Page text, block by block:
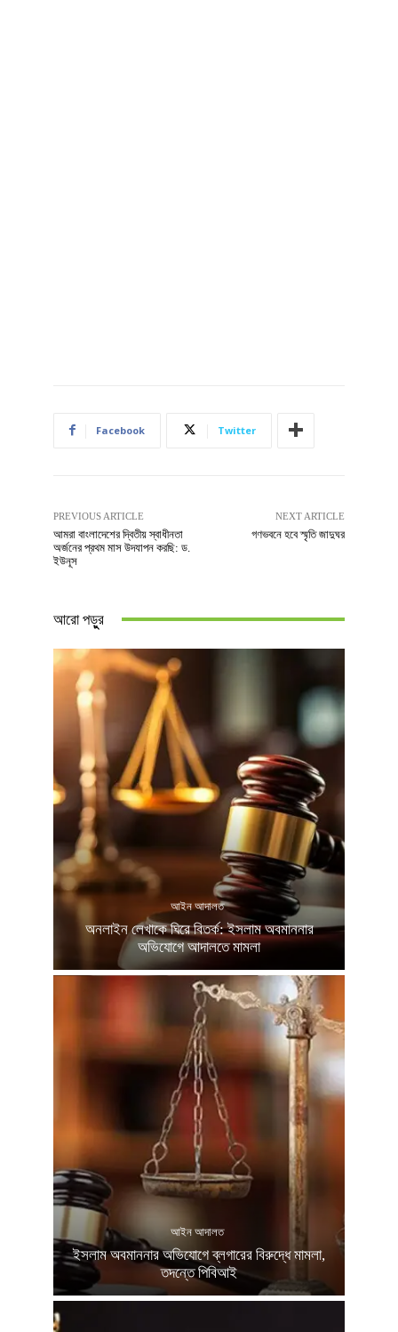
Facebook Twitter
PREVIOUS ARTICLE
আমরা বাংলাদেশের দ্বিতীয় স্বাধীনতা
অর্জনের প্রথম মাস উদযাপন করছি: ড.
ইউনূস
NEXT ARTICLE
গণভবনে হবে স্মৃতি জাদুঘর
আরো পড়ুুর
আইন আদালত
অনলাইন লেখাকে ঘিরে বিতর্ক: ইসলাম অবমাননার
অভিযোগে আদালতে মামলা
আইন আদালত
ইসলাম অবমাননার অভিযোগে ব্লগারের বিরুদ্ধে মামলা,
তদন্তে পিবিআই